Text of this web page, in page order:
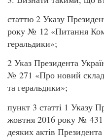
статтю 2 Указу
року № 12 «Питання
геральдики»;
2 Указ Президента
№ 271 «Про новий склад
та геральдики»;
пункт 3 статті 1 Указу
жовтня 2016 року №
деяких актів